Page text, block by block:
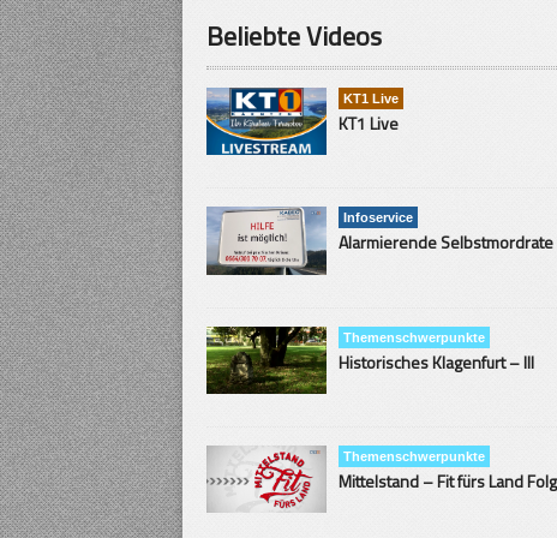
Beliebte Videos
KT1 Live
KT1 Live
Infoservice
Themenschwerpunkte
Historisches Klagenfurt – III
Themenschwerpunkte